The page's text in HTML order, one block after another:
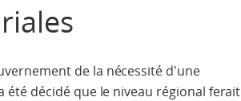
de la nécessité d'une
décidé que le niveau régional ferait